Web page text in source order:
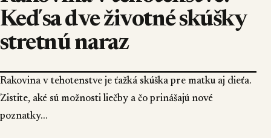
Keď sa dve životné skúšky
stretnú naraz
Rakovina v tehotenstve je ťažká skúška pre matku aj dieťa.
Zistite, aké sú možnosti liečby a čo prinášajú nové
poznatky...